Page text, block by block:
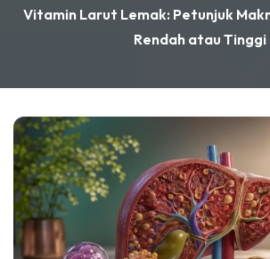
Vitamin Larut Lemak: Petunjuk
Rendah atau Tinggi